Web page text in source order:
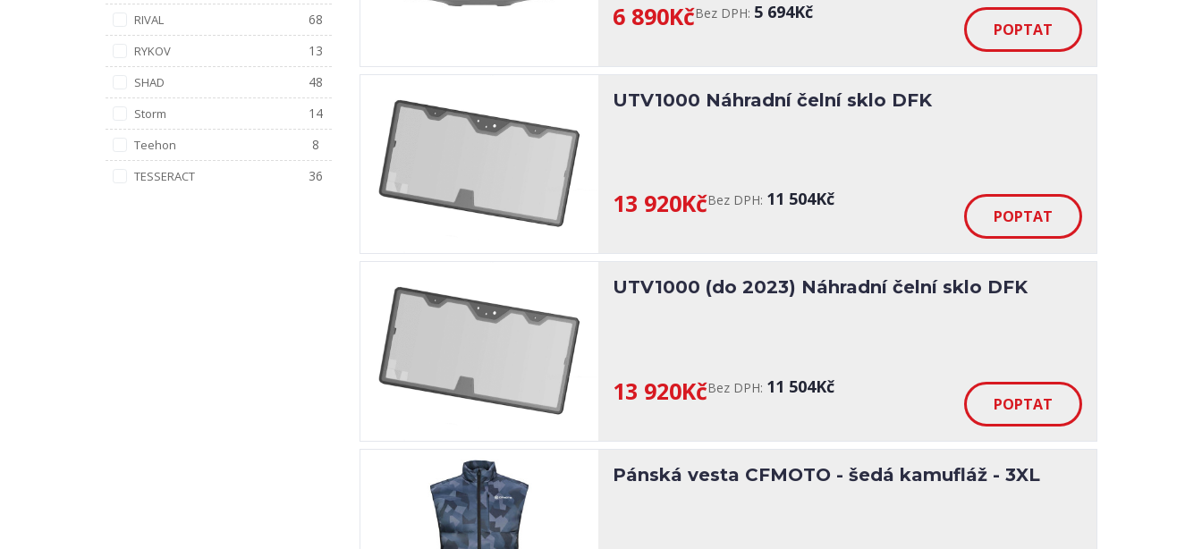
6 890KčBez DPH: 5 694Kč
UTV1000 Náhradní čelní sklo DFK
13 920KčBez DPH: 11 504Kč
UTV1000 (do 2023) Náhradní čelní sklo DFK
13 920KčBez DPH: 11 504Kč
Pánská vesta CFMOTO - šedá kamufláž - 3XL
RIVAL 68
RYKOV 13
SHAD 48
Storm 14
Teehon 8
TESSERACT 36